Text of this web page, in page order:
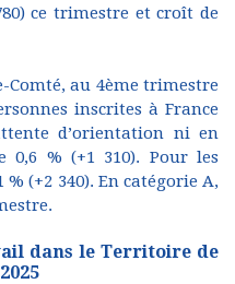
ce trimestre et croît de
Comté, au 4ème trimestre
inscrites à France
d’orientation ni en
0,6 % (+1 310). Pour les
(+2 340). En catégorie A,
dans le Territoire de